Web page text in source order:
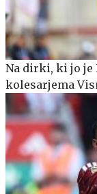
Na dirki, ki jo je
kolesarjema